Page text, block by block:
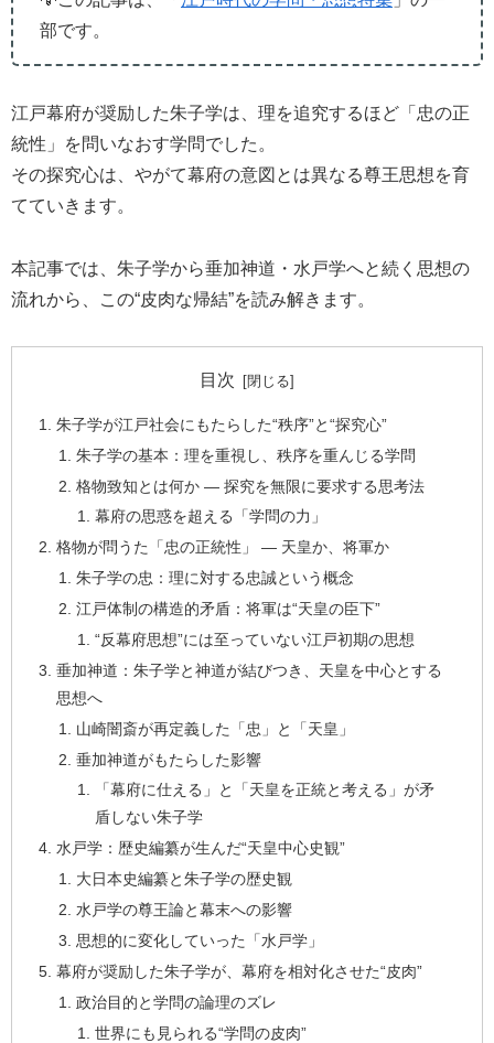
部です。
江戸幕府が奨励した朱子学は、理を追究するほど「忠の正
統性」を問いなおす学問でした。
その探究心は、やがて幕府の意図とは異なる尊王思想を育
てていきます。
本記事では、朱子学から垂加神道・水戸学へと続く思想の
流れから、この“皮肉な帰結”を読み解きます。
目次
朱子学が江戸社会にもたらした“秩序”と“探究心”
朱子学の基本：理を重視し、秩序を重んじる学問
格物致知とは何か ― 探究を無限に要求する思考法
幕府の思惑を超える「学問の力」
格物が問うた「忠の正統性」 ― 天皇か、将軍か
朱子学の忠：理に対する忠誠という概念
江戸体制の構造的矛盾：将軍は“天皇の臣下”
“反幕府思想”には至っていない江戸初期の思想
垂加神道：朱子学と神道が結びつき、天皇を中心とする
思想へ
山崎闇斎が再定義した「忠」と「天皇」
垂加神道がもたらした影響
「幕府に仕える」と「天皇を正統と考える」が矛
盾しない朱子学
水戸学：歴史編纂が生んだ“天皇中心史観”
大日本史編纂と朱子学の歴史観
水戸学の尊王論と幕末への影響
思想的に変化していった「水戸学」
幕府が奨励した朱子学が、幕府を相対化させた“皮肉”
政治目的と学問の論理のズレ
世界にも見られる“学問の皮肉”